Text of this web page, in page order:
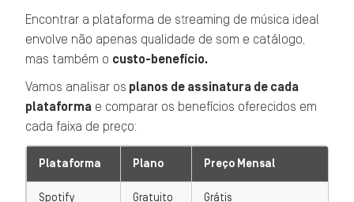
Encontrar a plataforma de streaming de música ideal
envolve não apenas qualidade de som e catálogo,
mas também o custo-benefício.
Vamos analisar os planos de assinatura de cada
plataforma e comparar os benefícios oferecidos em
cada faixa de preço:
Plataforma Plano Preço Mensal
Spotify Gratuito Grátis